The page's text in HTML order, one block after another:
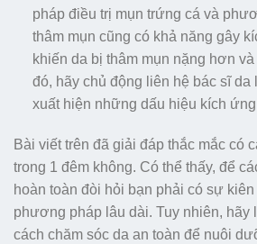
pháp điều trị mụn trứng cá và
thâm mụn cũng có khả năng gây
khiến da bị thâm mụn nặng hơn
đó, hãy chủ động liên hệ bác sĩ da
xuất hiện những dấu hiệu kích
Bài viết trên đã giải đáp thắc mắc có
trong 1 đêm không. Có thể thấy, để
hoàn toàn đòi hỏi bạn phải có sự
phương pháp lâu dài. Tuy nhiên, hãy
cách chăm sóc da an toàn để nuôi